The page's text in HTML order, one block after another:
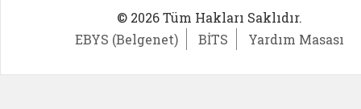
© 2026 Tüm Hakları Saklıdır.
EBYS (Belgenet)
BİTS Yardım Masası